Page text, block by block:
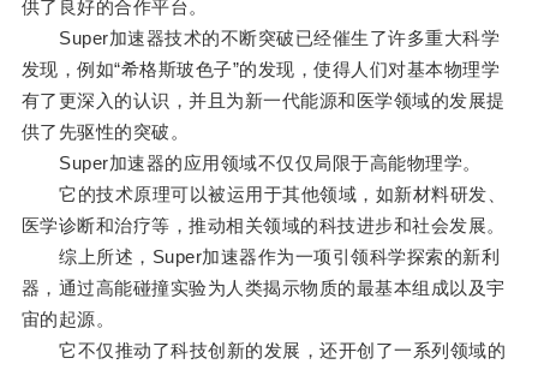
供了良好的合作平台。
Super加速器技术的不断突破已经催生了许多重大科学
发现，例如“希格斯玻色子”的发现，使得人们对基本物理学
有了更深入的认识，并且为新一代能源和医学领域的发展提
供了先驱性的突破。
Super加速器的应用领域不仅仅局限于高能物理学。
它的技术原理可以被运用于其他领域，如新材料研发、
医学诊断和治疗等，推动相关领域的科技进步和社会发展。
综上所述，Super加速器作为一项引领科学探索的新利
器，通过高能碰撞实验为人类揭示物质的最基本组成以及宇
宙的起源。
它不仅推动了科技创新的发展，还开创了一系列领域的